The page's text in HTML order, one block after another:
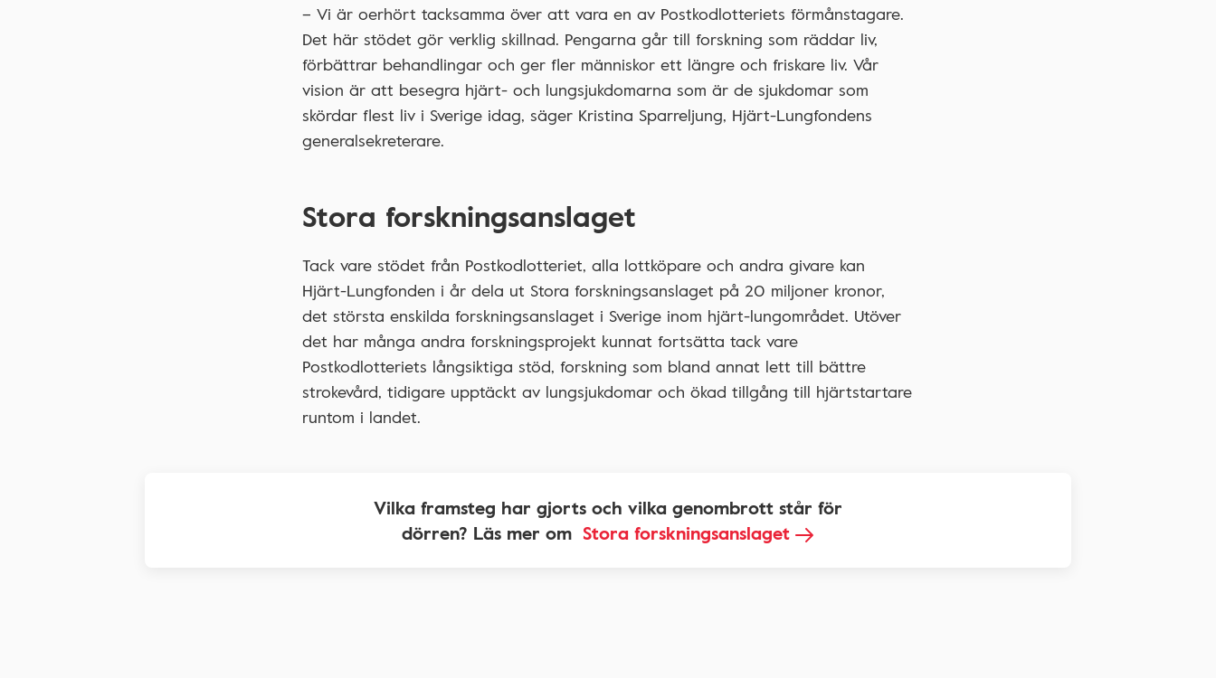
– Vi är oerhört tacksamma över att vara en av Postkodlotteriets förmånstagare.
Det här stödet gör verklig skillnad. Pengarna går till forskning som räddar liv,
förbättrar behandlingar och ger fler människor ett längre och friskare liv. Vår
vision är att besegra hjärt- och lungsjukdomarna som är de sjukdomar som
skördar flest liv i Sverige idag, säger Kristina Sparreljung, Hjärt-Lungfondens
generalsekreterare.
Stora forskningsanslaget
Tack vare stödet från Postkodlotteriet, alla lottköpare och andra givare kan
Hjärt-Lungfonden i år dela ut Stora forskningsanslaget på 20 miljoner kronor,
det största enskilda forskningsanslaget i Sverige inom hjärt-lungområdet. Utöver
det har många andra forskningsprojekt kunnat fortsätta tack vare
Postkodlotteriets långsiktiga stöd, forskning som bland annat lett till bättre
strokevård, tidigare upptäckt av lungsjukdomar och ökad tillgång till hjärtstartare
runtom i landet.
Vilka framsteg har gjorts och vilka genombrott står för
dörren? Läs mer om Stora forskningsanslaget